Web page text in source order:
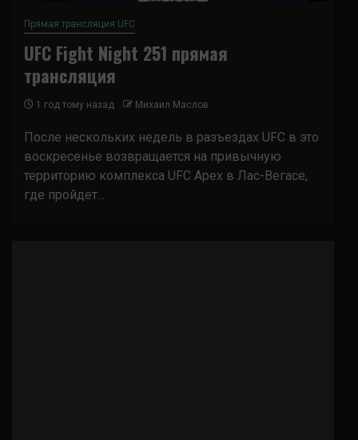
Прямая трансляция UFC
UFC Fight Night 251 прямая
трансляция
1 год тому назад Михаил Маслов
После нескольких недель в разъездах UFC в это
воскресенье возвращается на привычную
территорию комплекса UFC Apex в Лас-Вегасе,
где пройдет...